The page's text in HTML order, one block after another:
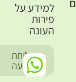
למידע על
פירות
העונה
שליחת
הודעה